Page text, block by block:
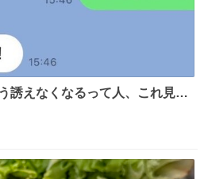
誘えなくなるって人、これ見て